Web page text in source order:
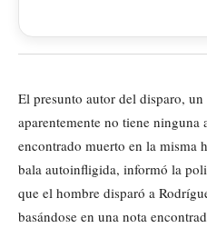
El presunto autor del disparo,
aparentemente no tiene
encontrado muerto en la misma
bala autoinfligida, informó la
que el hombre disparó a
basándose en una nota